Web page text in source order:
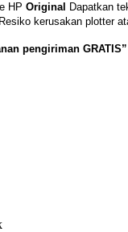
HP Original Dapatkan
kerusakan plotter
pengiriman GRATIS”